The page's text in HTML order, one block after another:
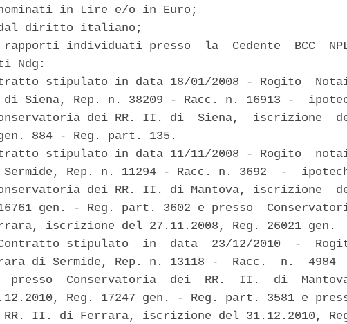
in Lire e/o in Euro;
diritto italiano;
individuati presso  la  Cedente  BCC
Ndg:
stipulato in data 18/01/2008 - Rogito
di Siena, Rep. n. 38209 - Racc. n. 16913 -
dei RR. II. di  Siena,  iscrizione
884 - Reg. part. 135.
stipulato in data 11/11/2008 - Rogito
Rep. n. 11294 - Racc. n. 3692  -
dei RR. II. di Mantova, iscrizione
gen. - Reg. part. 3602 e presso
iscrizione del 27.11.2008, Reg. 26021 gen.
stipulato  in  data  23/12/2010  -
di Sermide, Rep. n. 13118 -  Racc.  n.  4984
Conservatoria  dei  RR.  II.  di
Reg. 17247 gen. - Reg. part. 3581 e
RR. II. di Ferrara, iscrizione del 31.12.2010,